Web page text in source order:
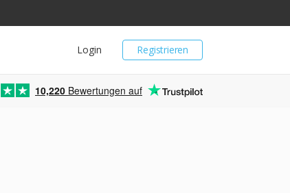
Registrieren
Login
10,220 Bewertungen auf